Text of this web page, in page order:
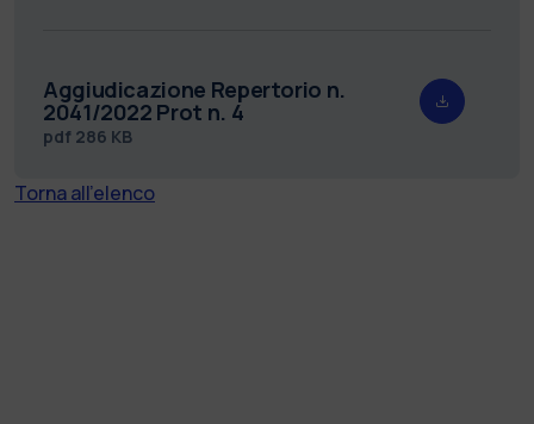
Aggiudicazione Repertorio n.
2041/2022 Prot n. 4
pdf 286 KB
Torna all'elenco